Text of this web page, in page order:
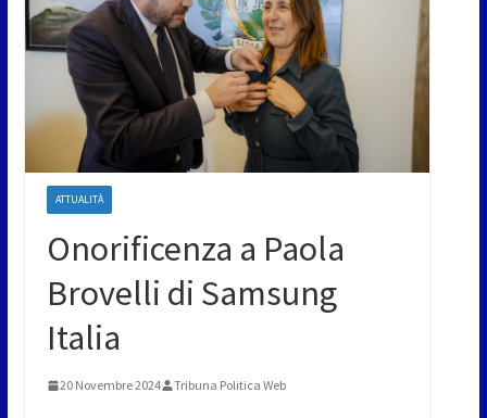
ATTUALITÀ
Onorificenza a Paola
Brovelli di Samsung
Italia
20 Novembre 2024 Tribuna Politica Web